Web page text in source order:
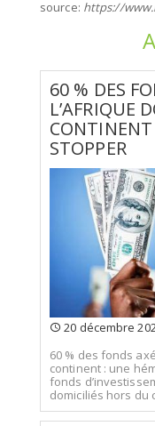
source: https://
60 % DES
L’AFRIQUE
STOPPER
20 décembre
60 % des fonds
continent : une
fonds
domiciliés hors du